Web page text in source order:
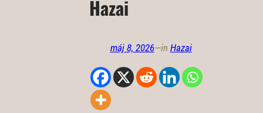
Hazai
máj 8, 2026—in Hazai